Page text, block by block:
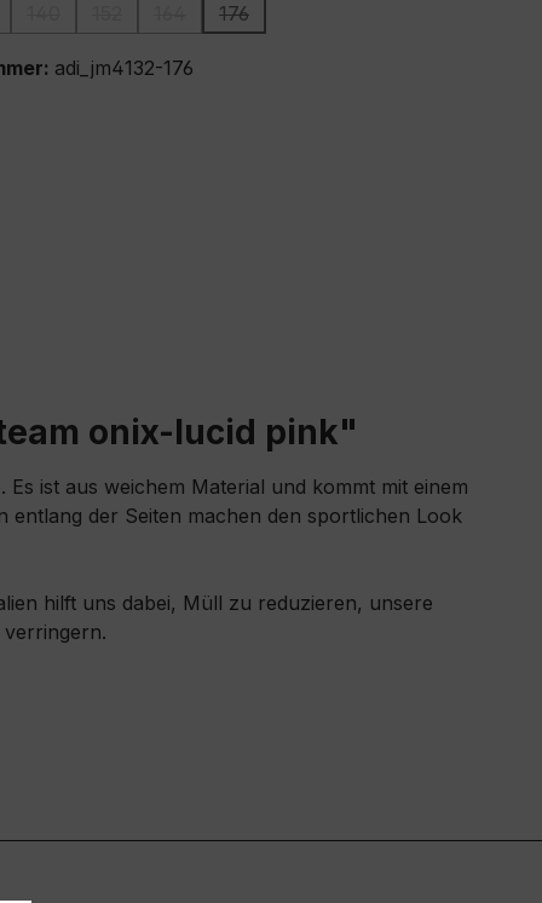
ist zurzeit nicht verfügbar.)
Option ist zurzeit nicht verfügbar.)
(Diese Option ist zurzeit nicht verfügbar.)
(Diese Option ist zurzeit nicht verfügbar.)
(Diese Option ist zurzeit nicht verfügbar.)
176
(Diese Option ist zurzeit nicht
adi_jm4132-176
onix-lucid pink"
ist aus weichem Material und kommt mit einem
entlang der Seiten machen den sportlichen Look
hilft uns dabei, Müll zu reduzieren, unsere